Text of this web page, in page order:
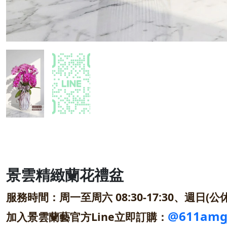
景雲精緻蘭花禮盆
服務時間：周一至周六 08:30-17:30、週日(公
加入景雲蘭藝官方Line立即訂購：